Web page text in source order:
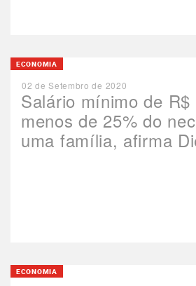
Salário mínimo de
menos de 25% do
uma família, afirma
ECONOMIA
02 de Setembro de 2020
ECONOMIA